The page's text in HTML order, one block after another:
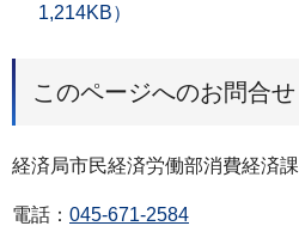
1,214KB）
このページへのお問合せ
経済局市民経済労働部消費経済課
電話： 045-671-2584